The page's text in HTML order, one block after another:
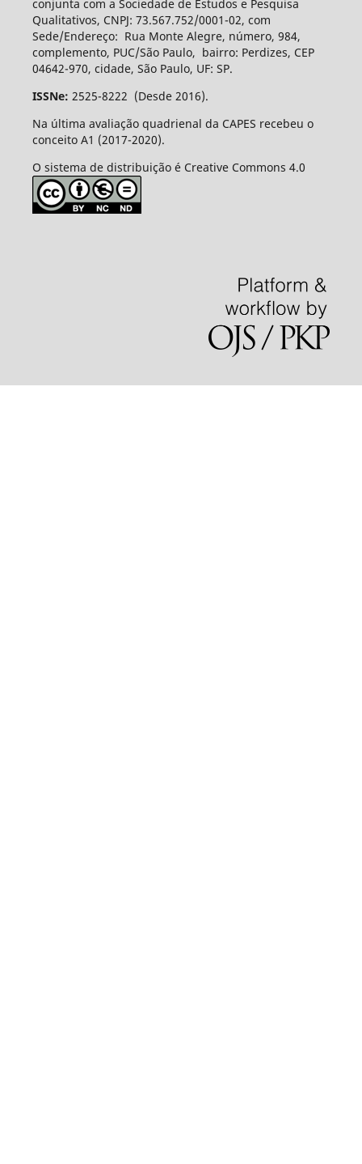
conjunta com a Sociedade de Estudos e Pesquisa
Qualitativos, CNPJ: 73.567.752/0001-02, com
Sede/Endereço: Rua Monte Alegre, número, 984,
complemento, PUC/São Paulo, bairro: Perdizes, CEP
04642-970, cidade, São Paulo, UF: SP.
ISSNe: 2525-8222 (Desde 2016).
Na última avaliação quadrienal da CAPES recebeu o
conceito A1 (2017-2020).
O sistema de distribuição é Creative Commons 4.0